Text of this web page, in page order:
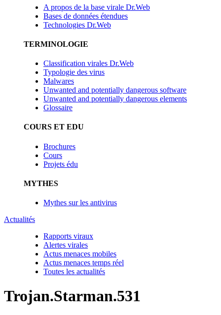
A propos de la base virale Dr.Web
Bases de données étendues
Technologies Dr.Web
TERMINOLOGIE
Classification virales Dr.Web
Typologie des virus
Malwares
Unwanted and potentially dangerous software
Unwanted and potentially dangerous elements
Glossaire
COURS ET EDU
Brochures
Cours
Projets édu
MYTHES
Mythes sur les antivirus
Actualités
Rapports viraux
Alertes virales
Actus menaces mobiles
Actus menaces temps réel
Toutes les actualités
Trojan.Starman.531